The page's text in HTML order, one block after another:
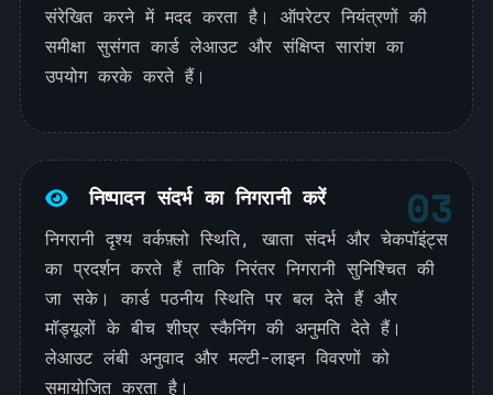
संरेखित करने में मदद करता है। ऑपरेटर नियंत्रणों की
समीक्षा सुसंगत कार्ड लेआउट और संक्षिप्त सारांश का
उपयोग करके करते हैं।
03
निष्पादन संदर्भ का निगरानी करें
निगरानी दृश्य वर्कफ़्लो स्थिति, खाता संदर्भ और चेकपॉइंट्स
का प्रदर्शन करते हैं ताकि निरंतर निगरानी सुनिश्चित की
जा सके। कार्ड पठनीय स्थिति पर बल देते हैं और
मॉड्यूलों के बीच शीघ्र स्कैनिंग की अनुमति देते हैं।
लेआउट लंबी अनुवाद और मल्टी-लाइन विवरणों को
समायोजित करता है।